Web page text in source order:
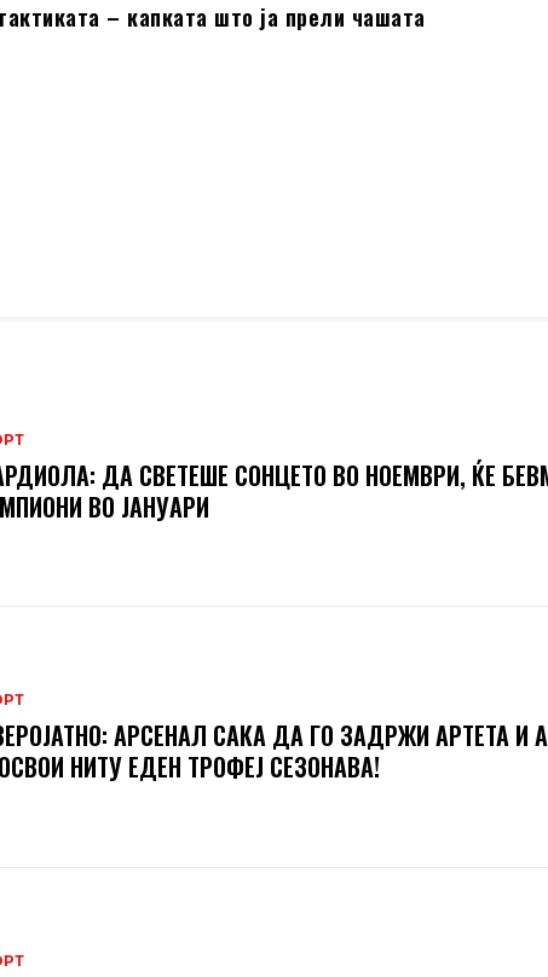
– капката што ја прели чашата
ДА СВЕТЕШЕ СОНЦЕТО ВО НОЕМВРИ, ЌЕ
ВО ЈАНУАРИ
АРСЕНАЛ САКА ДА ГО ЗАДРЖИ АРТЕТА И
НИТУ ЕДЕН ТРОФЕЈ СЕЗОНАВА!